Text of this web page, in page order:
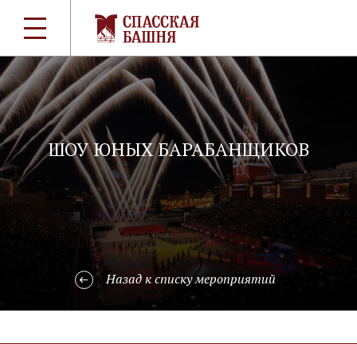
ШОУ ЮНЫХ БАРАБАНЩИКОВ
Назад к списку мероприятий